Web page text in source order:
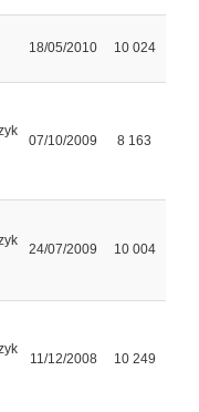
18/05/2010 10 024
07/10/2009 8 163
24/07/2009 10 004
11/12/2008 10 249